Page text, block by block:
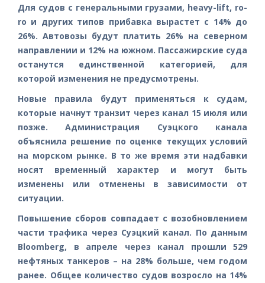
Для судов с генеральными грузами, heavy-lift, ro-
ro и других типов прибавка вырастет с 14% до
26%. Автовозы будут платить 26% на северном
направлении и 12% на южном. Пассажирские суда
останутся единственной категорией, для
которой изменения не предусмотрены.
Новые правила будут применяться к судам,
которые начнут транзит через канал 15 июля или
позже. Администрация Суэцкого канала
объяснила решение по оценке текущих условий
на морском рынке. В то же время эти надбавки
носят временный характер и могут быть
изменены или отменены в зависимости от
ситуации.
Повышение сборов совпадает с возобновлением
части трафика через Суэцкий канал. По данным
Bloomberg, в апреле через канал прошли 529
нефтяных танкеров – на 28% больше, чем годом
ранее. Общее количество судов возросло на 14%